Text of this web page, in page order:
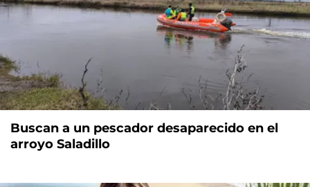
Buscan a un pescador desaparecido en el
arroyo Saladillo